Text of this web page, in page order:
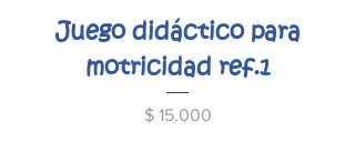
Juego didáctico para
motricidad ref.1
Precio
$ 15.000